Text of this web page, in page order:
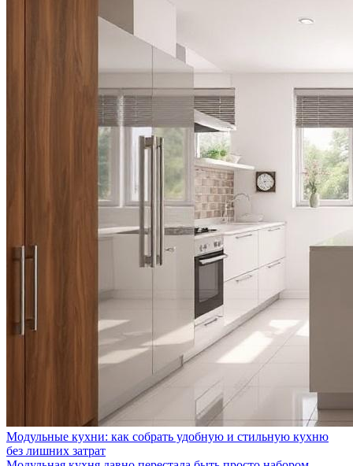
Модульные кухни: как собрать удобную и стильную кухню
без лишних затрат